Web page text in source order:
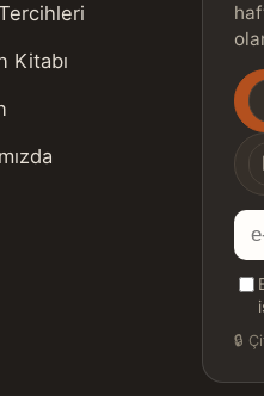
Kitabı
E-
🔒